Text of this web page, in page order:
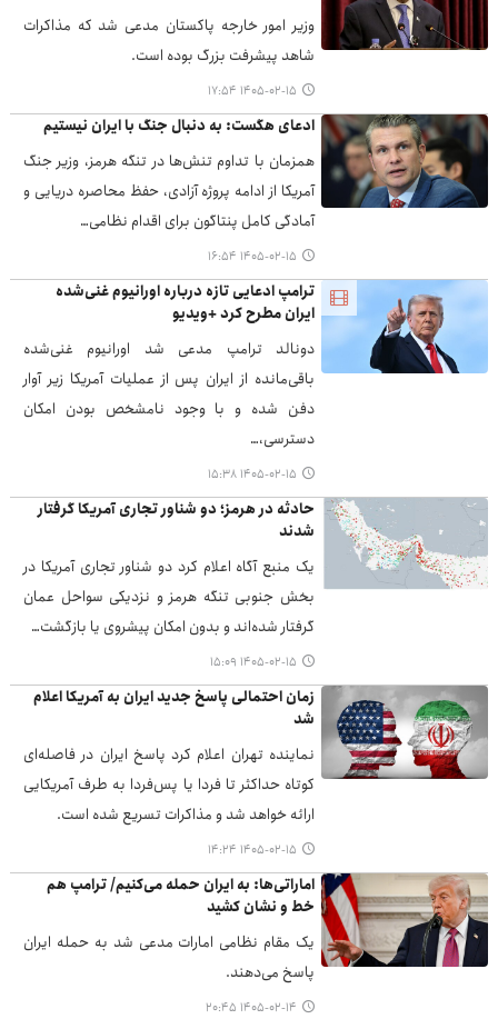
وزیر امور خارجه پاکستان مدعی شد که مذاکرات
شاهد پیشرفت بزرگ بوده است.
۱۴۰۵-۰۲-۱۵ ۱۷:۵۴
ادعای هگست: به دنبال جنگ با ایران نیستیم
همزمان با تداوم تنش‌ها در تنگه هرمز، وزیر جنگ
آمریکا از ادامه پروژه آزادی، حفظ محاصره دریایی و
آمادگی کامل پنتاگون برای اقدام نظامی…
۱۴۰۵-۰۲-۱۵ ۱۶:۵۴
ترامپ ادعایی تازه درباره اورانیوم غنی‌شده
ایران مطرح کرد +ویدیو
دونالد ترامپ مدعی شد اورانیوم غنی‌شده
باقی‌مانده از ایران پس از عملیات آمریکا زیر آوار
دفن شده و با وجود نامشخص بودن امکان
دسترسی،…
۱۴۰۵-۰۲-۱۵ ۱۵:۳۸
حادثه در هرمز؛ دو شناور تجاری آمریکا گرفتار
شدند
یک منبع آگاه اعلام کرد دو شناور تجاری آمریکا در
بخش جنوبی تنگه هرمز و نزدیکی سواحل عمان
گرفتار شده‌اند و بدون امکان پیشروی یا بازگشت…
۱۴۰۵-۰۲-۱۵ ۱۵:۰۹
زمان احتمالی پاسخ جدید ایران به آمریکا اعلام
شد
نماینده تهران اعلام کرد پاسخ ایران در فاصله‌ای
کوتاه حداکثر تا فردا یا پس‌فردا به طرف آمریکایی
ارائه خواهد شد و مذاکرات تسریع شده است.
۱۴۰۵-۰۲-۱۵ ۱۴:۲۴
اماراتی‌ها: به ایران حمله می‌کنیم/ ترامپ هم
خط و نشان کشید
یک مقام نظامی امارات مدعی شد به حمله ایران
پاسخ می‌دهند.
۱۴۰۵-۰۲-۱۴ ۲۰:۴۵